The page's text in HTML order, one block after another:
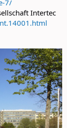
7/
Intertec